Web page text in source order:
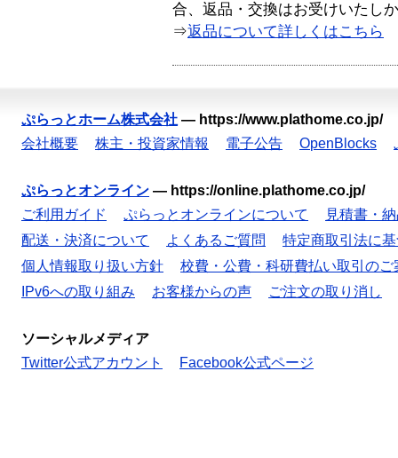
合、返品・交換はお受けいたし
⇒返品について詳しくはこちら
ぷらっとホーム株式会社 — https://www.plathome.co.jp/
会社概要
株主・投資家情報 電子公告 OpenBlocks
ぷらっとオンライン — https://online.plathome.co.jp/
ご利用ガイド
ぷらっとオンラインについて
見積書・
配送・決済について
よくあるご質問
特定商取引法に
個人情報取り扱い方針
校費・公費・科研費払い取引のご
IPv6への取り組み
お客様からの声 ご注文の取り消し
ソーシャルメディア
Twitter公式アカウント
Facebook公式ページ